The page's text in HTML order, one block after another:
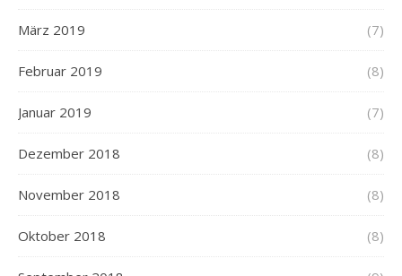
März 2019 (7)
Februar 2019 (8)
Januar 2019 (7)
Dezember 2018 (8)
November 2018 (8)
Oktober 2018 (8)